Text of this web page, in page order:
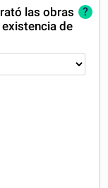
las obras
de
?